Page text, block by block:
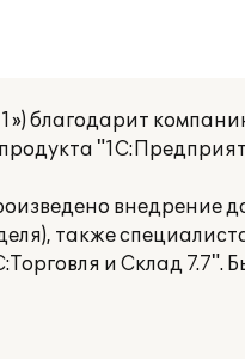
благодарит
внедрение
также
и Склад 7.7".